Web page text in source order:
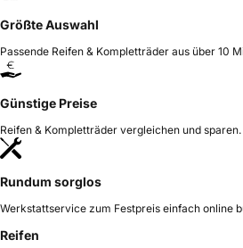
Größte Auswahl
Passende Reifen & Kompletträder aus über 10
Günstige Preise
Reifen & Kompletträder vergleichen und sparen.
Rundum sorglos
Werkstattservice zum Festpreis einfach online
Reifen